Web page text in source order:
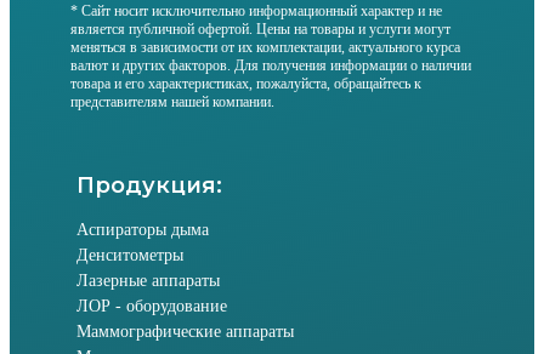
* Сайт носит исключительно информационный характер и не
является публичной офертой. Цены на товары и услуги могут
меняться в зависимости от их комплектации, актуального курса
валют и других факторов. Для получения информации о наличии
товара и его характеристиках, пожалуйста, обращайтесь к
представителям нашей компании.
Продукция:
Аспираторы дыма
Денситометры
Лазерные аппараты
ЛОР - оборудование
Маммографические аппараты